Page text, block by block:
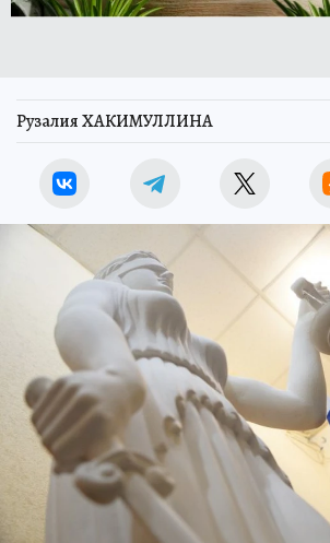
Рузалия ХАКИМУЛЛИНА